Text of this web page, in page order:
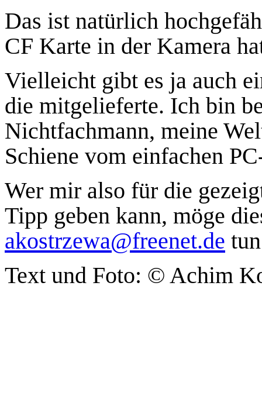
Das ist natürlich
CF Karte in der Kamera
Vielleicht gibt es ja auch
die mitgelieferte. Ich bin
Nichtfachmann, meine
Schiene vom einfachen
Wer mir also für die
Tipp geben kann, möge
akostrzewa@freenet.de
Text und Foto: © Achim